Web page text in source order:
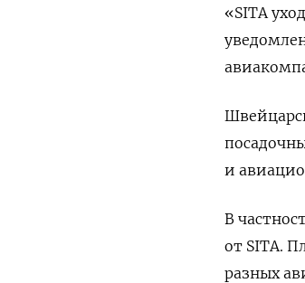
«SITA
и
В
от SITA.
разных